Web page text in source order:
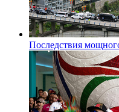
Последствия